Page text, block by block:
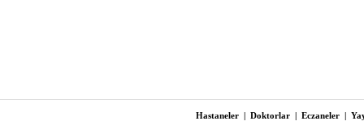
Hastaneler | Doktorlar | Eczaneler |